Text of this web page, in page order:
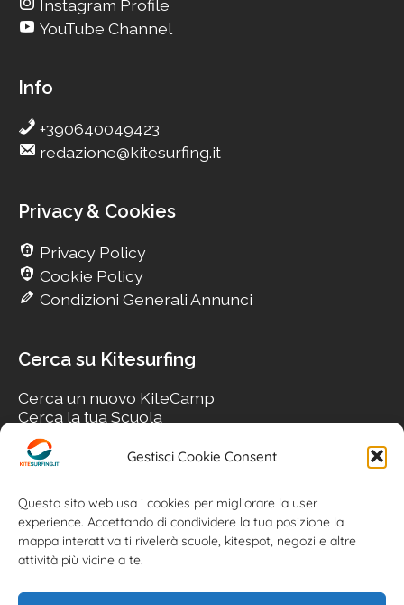
Gestisci Cookie Consent
Questo sito web usa i cookies per migliorare la user
experience. Accettando di condividere la tua posizione la
mappa interattiva ti rivelerà scuole, kitespot, negozi e altre
attività più vicine a te.
Instagram Profile
YouTube Channel
Info
+390640049423
redazione@kitesurfing.it
Privacy & Cookies
Privacy Policy
Cookie Policy
Condizioni Generali Annunci
Cerca su Kitesurfing
Cerca un nuovo KiteCamp
Cerca la tua Scuola
Cerca il tuo KiteSpot
Cerca Accommodation